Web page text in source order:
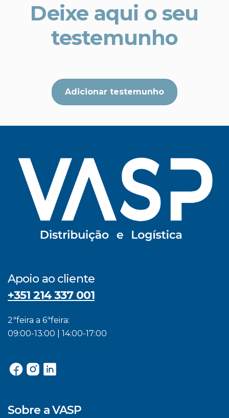
Deixe aqui o seu
testemunho
Adicionar testemunho
Apoio ao cliente
+351 214 337 001
2ªfeira a 6ªfeira:
09:00-13:00 | 14:00-17:00
Sobre a VASP